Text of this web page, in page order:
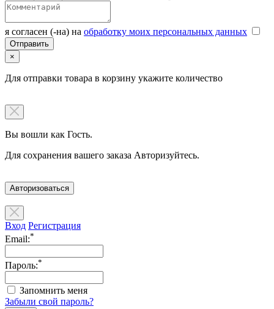
я согласен (-на) на обработку моих персональных данных
×
Для отправки товара в корзину укажите количество
Вы вошли как Гость.
Для сохранения вашего заказа Авторизуйтесь.
Авторизоваться
Вход Регистрация
Email:*
Пароль:*
Запомнить меня
Забыли свой пароль?